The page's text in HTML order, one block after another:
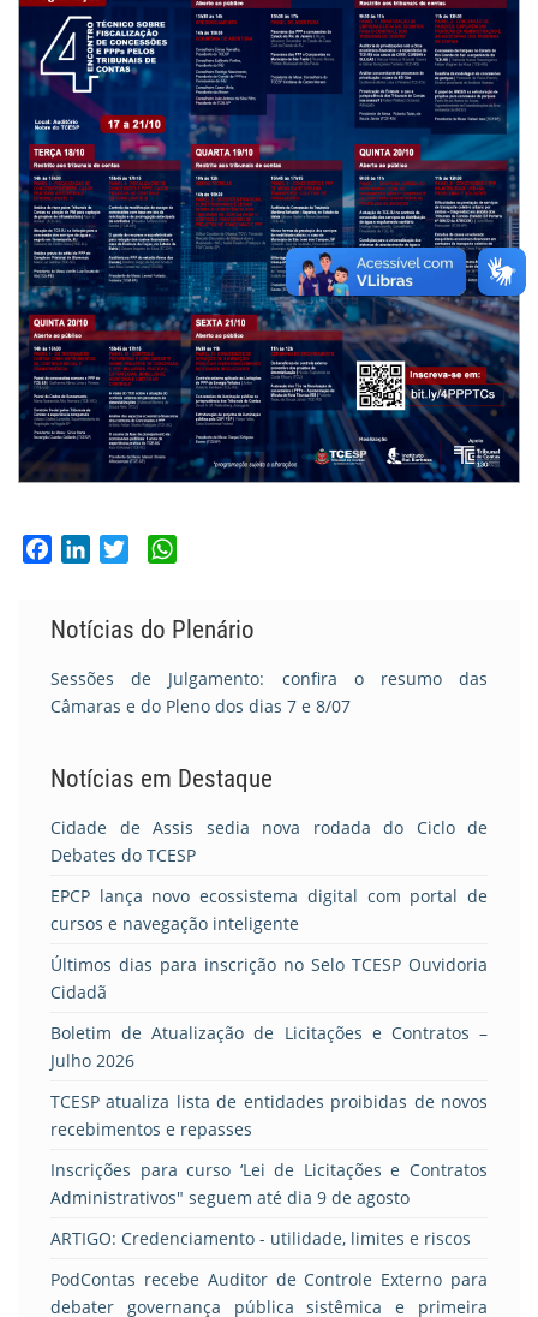
FacebookLinkedIn
Twitter
Notícias do Plenário
Sessões de Julgamento: confira o resumo das
Câmaras e do Pleno dos dias 7 e 8/07
Notícias em Destaque
Cidade de Assis sedia nova rodada do Ciclo de
Debates do TCESP
EPCP lança novo ecossistema digital com portal de
cursos e navegação inteligente
Últimos dias para inscrição no Selo TCESP Ouvidoria
Cidadã
Boletim de Atualização de Licitações e Contratos –
Julho 2026
TCESP atualiza lista de entidades proibidas de novos
recebimentos e repasses
Inscrições para curso ‘Lei de Licitações e Contratos
Administrativos" seguem até dia 9 de agosto
ARTIGO: Credenciamento - utilidade, limites e riscos
PodContas recebe Auditor de Controle Externo para
debater governança pública sistêmica e primeira